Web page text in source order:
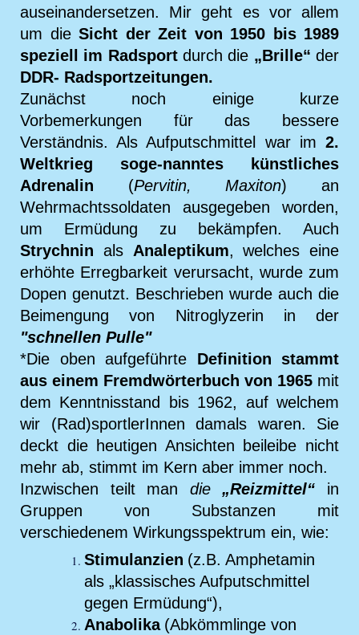
auseinandersetzen. Mir geht es vor allem
um die Sicht der Zeit von 1950 bis 1989
speziell im Radsportdurch die „Brille“ der
DDR- Radsportzeitungen.
Zunächst noch einige kurze
Vorbemerkungen für das bessere
Verständnis. Als Aufputschmittel war im 2.
Weltkrieg soge-nanntes künstliches
Adrenalin (Pervitin, Maxiton) an
Wehrmachtssoldaten ausgegeben worden,
um Ermüdung zu bekämpfen. Auch
Strychnin als Analeptikum, welches eine
erhöhte Erregbarkeit verursacht, wurde zum
Dopen genutzt. Beschrieben wurde auch die
Beimengung von Nitroglyzerin in der
"schnellen Pulle"
*Die oben aufgeführte Definition stammt
aus einem Fremdwörterbuch von 1965 mit
dem Kenntnisstand bis 1962, auf welchem
wir (Rad)sportlerInnen damals waren. Sie
deckt die heutigen Ansichten beileibe nicht
mehr ab, stimmt im Kern aber immer noch.
Inzwischen teilt man die„Reizmittel“ in
Gruppen von Substanzen mit
verschiedenem Wirkungsspektrum ein, wie:
Stimulanzien (z.B. Amphetamin
als „klassisches Aufputschmittel
gegen Ermüdung“),
Anabolika (Abkömmlinge von